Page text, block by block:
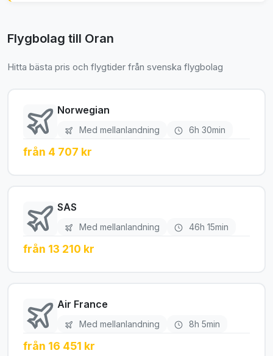
Flygbolag till Oran
Hitta bästa pris och flygtider från svenska flygbolag
Norwegian
Med mellanlandning 6h 30min
från 4 707 kr
SAS
Med mellanlandning 46h 15min
från 13 210 kr
Air France
Med mellanlandning 8h 5min
från 16 451 kr